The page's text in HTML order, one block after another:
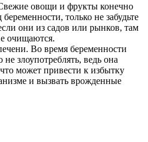
овощи и фрукты конечно
только не забудьте
они из садов или рынков, там
очищаются.
Во время беременности
злоупотреблять, ведь она
может привести к избытку
и вызвать врожденные